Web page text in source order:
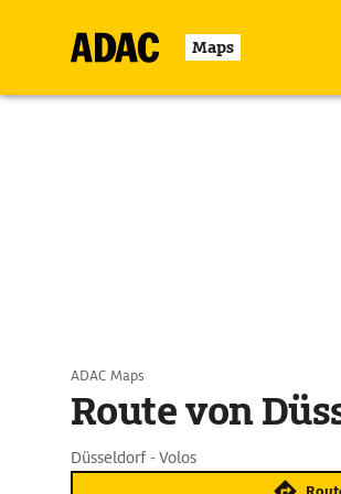
Maps
ADAC Maps
Route von
Düsseldorf - Volos